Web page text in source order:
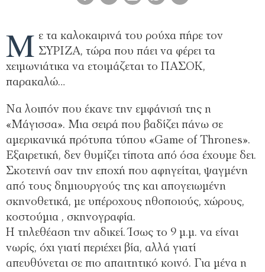
Μ ε τα καλοκαιρινά του ρούχα πήρε τον
ΣΥΡΙΖΑ, τώρα που πάει να φέρει τα
χειμωνιάτικα να ετοιμάζεται το ΠΑΣΟΚ,
παρακαλώ…
Να λοιπόν που έκανε την εμφάνισή της η
«Μάγισσα». Μια σειρά που βαδίζει πάνω σε
αμερικανικά πρότυπα τύπου «Game of Thrones».
Εξαιρετική, δεν θυμίζει τίποτα από όσα έχουμε δει.
Σκοτεινή σαν την εποχή που αφηγείται, ψαγμένη
από τους δημιουργούς της και απογειωμένη
σκηνοθετικά, με υπέροχους ηθοποιούς, χώρους,
κοστούμια , σκηνογραφία.
Η τηλεθέαση την αδικεί. Ίσως το 9 μ.μ. να είναι
νωρίς, όχι γιατί περιέχει βία, αλλά γιατί
απευθύνεται σε πιο απαιτητικό κοινό. Για μένα η